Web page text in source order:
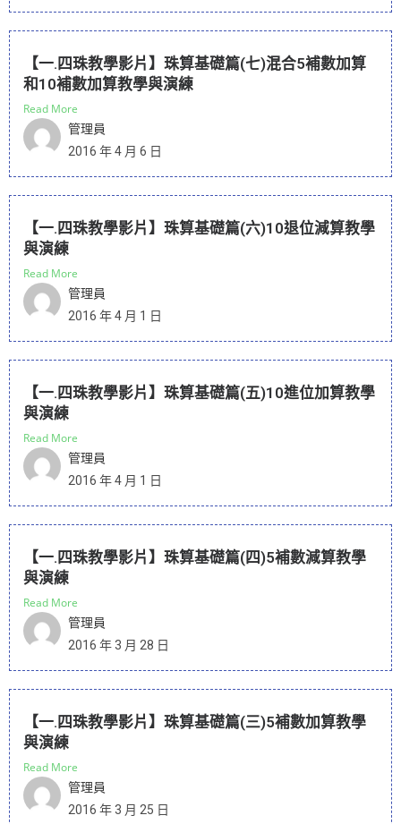
【一.四珠教學影片】珠算基礎篇(七)混合5補數加算
和10補數加算教學與演練
Read More
管理員
2016 年 4 月 6 日
【一.四珠教學影片】珠算基礎篇(六)10退位減算教學
與演練
Read More
管理員
2016 年 4 月 1 日
【一.四珠教學影片】珠算基礎篇(五)10進位加算教學
與演練
Read More
管理員
2016 年 4 月 1 日
【一.四珠教學影片】珠算基礎篇(四)5補數減算教學
與演練
Read More
管理員
2016 年 3 月 28 日
【一.四珠教學影片】珠算基礎篇(三)5補數加算教學
與演練
Read More
管理員
2016 年 3 月 25 日